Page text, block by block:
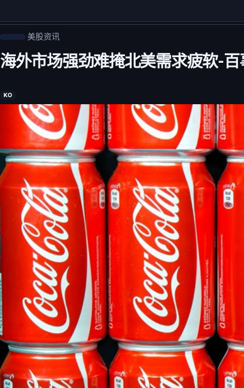
美股资讯
海外市场强劲难掩北美需求疲软-
KO